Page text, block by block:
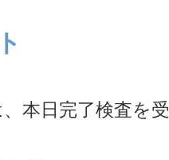
本日完了検査を